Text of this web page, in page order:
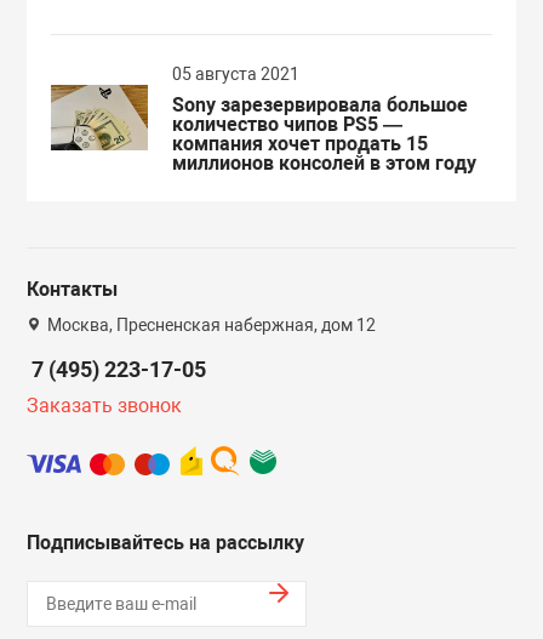
05 августа 2021
Sony зарезервировала большое
количество чипов PS5 —
компания хочет продать 15
миллионов консолей в этом году
Контакты
Москва, Пресненская набержная, дом 12
7 (495) 223-17-05
Заказать звонок
Подписывайтесь на рассылку